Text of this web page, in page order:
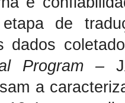
de
dados
Program –
a